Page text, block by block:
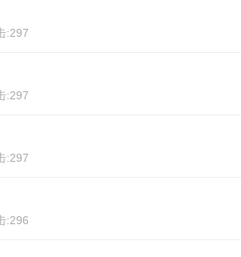
:297
:297
:297
:296